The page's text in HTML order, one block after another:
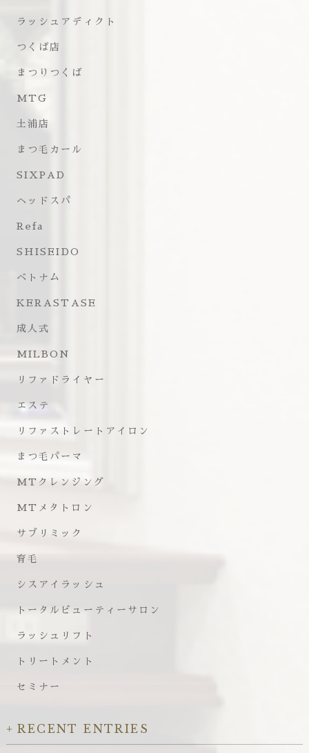
ラッシュアディクト
つくば店
まつりつくば
MTG
土浦店
まつ毛カール
SIXPAD
ヘッドスパ
Refa
SHISEIDO
ベトナム
KERASTASE
成人式
MILBON
リファドライヤー
エステ
リファストレートアイロン
まつ毛パーマ
MTクレンジング
MTメタトロン
サブリミック
育毛
シスアイラッシュ
トータルビューティーサロン
ラッシュリフト
トリートメント
セミナー
RECENT ENTRIES